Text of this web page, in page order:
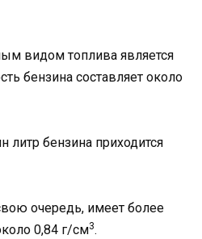
видом топлива является
бензина составляет около
литр бензина приходится
очередь, имеет более
0,84 г/см3.